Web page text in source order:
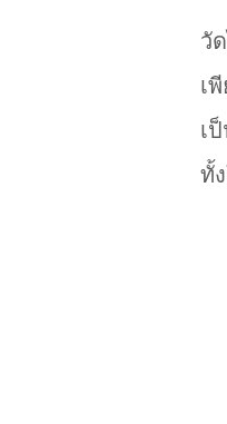
วั
เ
เ
ทั้